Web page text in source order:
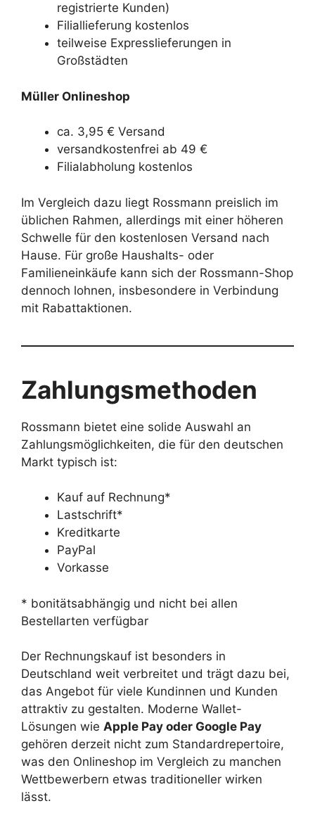
registrierte Kunden)
Filiallieferung kostenlos
teilweise Expresslieferungen in
Großstädten
Müller Onlineshop
ca. 3,95 € Versand
versandkostenfrei ab 49 €
Filialabholung kostenlos
Im Vergleich dazu liegt Rossmann preislich im
üblichen Rahmen, allerdings mit einer höheren
Schwelle für den kostenlosen Versand nach
Hause. Für große Haushalts- oder
Familieneinkäufe kann sich der Rossmann-Shop
dennoch lohnen, insbesondere in Verbindung
mit Rabattaktionen.
Zahlungsmethoden
Rossmann bietet eine solide Auswahl an
Zahlungsmöglichkeiten, die für den deutschen
Markt typisch ist:
Kauf auf Rechnung*
Lastschrift*
Kreditkarte
PayPal
Vorkasse
* bonitätsabhängig und nicht bei allen
Bestellarten verfügbar
Der Rechnungskauf ist besonders in
Deutschland weit verbreitet und trägt dazu bei,
das Angebot für viele Kundinnen und Kunden
attraktiv zu gestalten. Moderne Wallet-
Lösungen wie Apple Pay oder Google Pay
gehören derzeit nicht zum Standardrepertoire,
was den Onlineshop im Vergleich zu manchen
Wettbewerbern etwas traditioneller wirken
lässt.